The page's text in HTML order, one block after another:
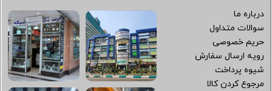
درباره ما
سوالات متداول
حریم خصوصی
رویه ارسال سفارش
شیوه پرداخت
مرجوع کردن کالا